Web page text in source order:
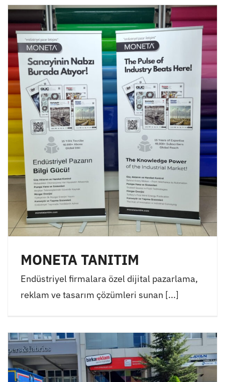
MONETA TANITIM
Endüstriyel firmalara özel dijital pazarlama,
reklam ve tasarım çözümleri sunan [...]